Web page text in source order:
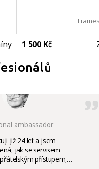
1 500 Kč
ambassador
již 24 let a jsem
jak se servisem
přístupem,